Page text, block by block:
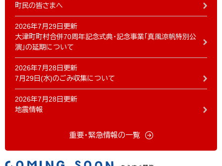
町民の皆さまへ
2026年7月29日更新
大津町町村合併70周年記念式典・記念事業「真風涼帆特別公
演」の延期について
2026年7月28日更新
7月29日(水)のごみ収集について
2026年7月28日更新
地震情報
重要・緊急情報の一覧